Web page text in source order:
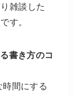
雑談した
す。
書き方のコ
間にする